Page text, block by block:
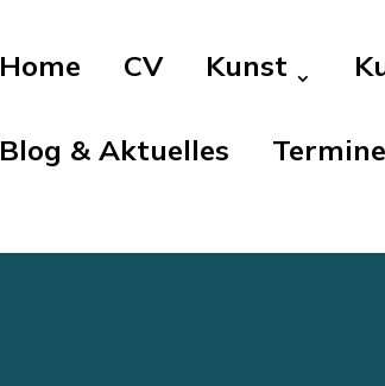
Home CV Kunst
Blog & Aktuelles Termine